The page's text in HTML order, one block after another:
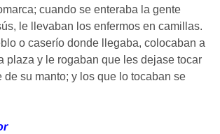
cuando se enteraba la gente
le llevaban los enfermos en camillas.
o caserío donde llegaba, colocaban a
plaza y le rogaban que les dejase tocar
de su manto; y los que lo tocaban se